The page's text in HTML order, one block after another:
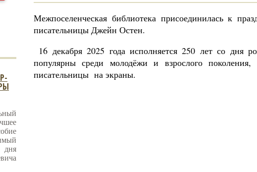
Межпоселенческая библиотека присоединилась к
писательницы Джейн Остен.
16 декабря 2025 года исполняется 250 лет со
популярны среди молодёжи и взрослого
писательницы на экраны.